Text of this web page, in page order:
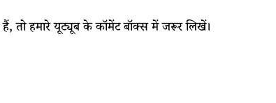
​तो​ ​हमारे​ ​यूट्यूब के​ ​कॉमेंट​ ​बॉक्स​ ​में​ ​जरूर​ ​लिखें।​